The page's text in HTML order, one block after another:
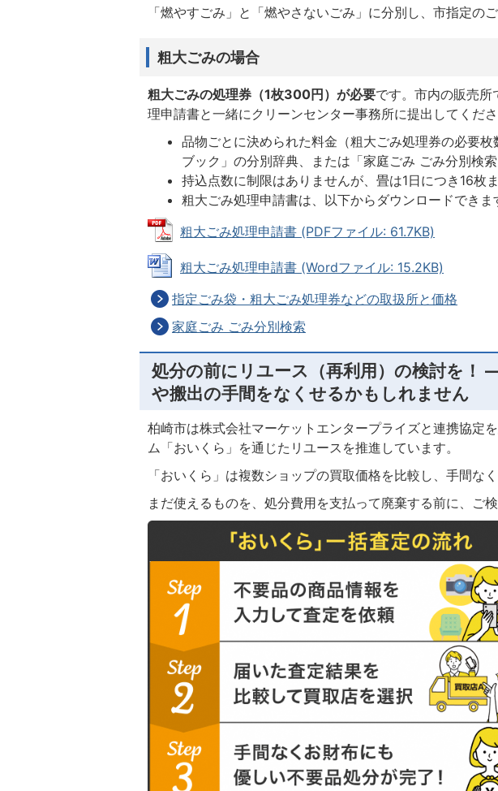
「燃やすごみ」と「燃やさないごみ」に分別し、市指定の
粗大ごみの場合
粗大ごみの処理券（1枚300円）が必要です。市内の販売
理申請書と一緒にクリーンセンター事務所に提出してくださ
品物ごとに決められた料金（粗大ごみ処理券の必要
ブック」の分別辞典、または「家庭ごみ ごみ分別検
持込点数に制限はありませんが、畳は1日につき16枚
粗大ごみ処理申請書は、以下からダウンロードできま
粗大ごみ処理申請書 (PDFファイル: 61.7KB)
粗大ごみ処理申請書 (Wordファイル: 15.2KB)
指定ごみ袋・粗大ごみ処理券などの取扱所と価格
家庭ごみ ごみ分別検索
処分の前にリユース（再利用）の検討を！
や搬出の手間をなくせるかもしれません
柏崎市は株式会社マーケットエンタープライズと連携協定
ム「おいくら」を通じたリユースを推進しています。
「おいくら」は複数ショップの買取価格を比較し、手間な
まだ使えるものを、処分費用を支払って廃棄する前に、ご検